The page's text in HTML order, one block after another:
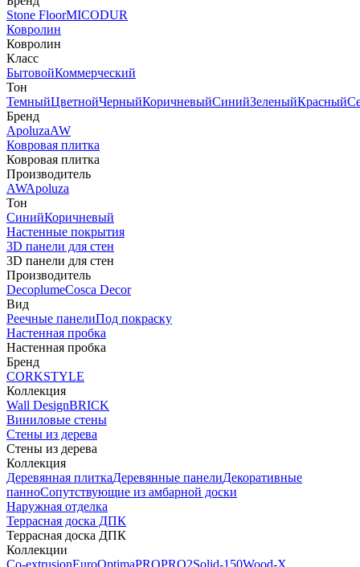
Stone FloorMICODUR
Ковролин
Ковролин
Класс
БытовойКоммерческий
Тон
ТемныйЦветнойЧерныйКоричневыйСинийЗеленыйКрасный
Бренд
ApoluzaAW
Ковровая плитка
Ковровая плитка
Производитель
AWApoluza
Тон
СинийКоричневый
Настенные покрытия
3D панели для стен
3D панели для стен
Производитель
DecoplumeCosca Decor
Вид
Реечные панелиПод покраску
Настенная пробка
Настенная пробка
Бренд
CORKSTYLE
Коллекция
Wall DesignBRICK
Виниловые стены
Стены из дерева
Стены из дерева
Коллекция
Деревянная плиткаДеревянные панелиДекоративные
панноСопутствующие из амбарной доски
Наружная отделка
Террасная доска ДПК
Террасная доска ДПК
Коллекции
Co-extrusionEuroOptimaPROPRO2Solid-150Wood-X